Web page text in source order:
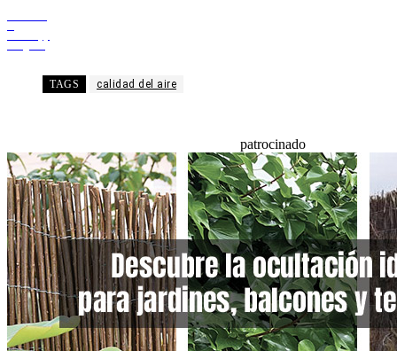
TAGS calidad del aire
patrocinado